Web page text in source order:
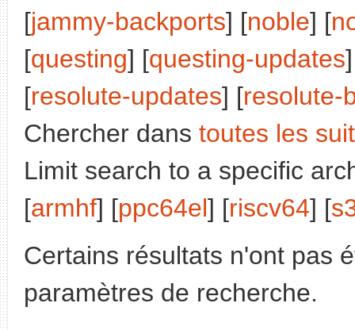
[jammy-backports] [noble] [
[questing] [questing-updates
[resolute-updates] [resolute-
Chercher dans toutes les
Limit search to a specific
[armhf] [ppc64el] [riscv64] [
Certains résultats n'ont pas
paramètres de recherche.